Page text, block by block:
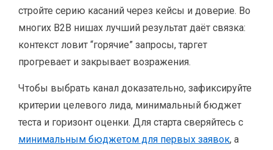
стройте серию касаний через кейсы и доверие. Во
многих B2B нишах лучший результат даёт связка:
контекст ловит “горячие” запросы, таргет
прогревает и закрывает возражения.
Чтобы выбрать канал доказательно, зафиксируйте
критерии целевого лида, минимальный бюджет
теста и горизонт оценки. Для старта сверяйтесь с
минимальным бюджетом для первых заявок, а